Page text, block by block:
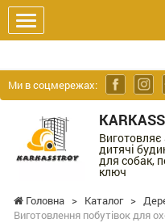
Ми в соцмережах:
Виготовляє
дитячі
для собак,
ключ
Головна > Каталог >
Виготовлення побутівок для